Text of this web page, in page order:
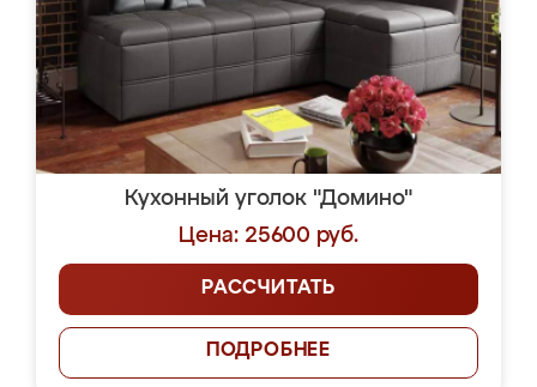
Кухонный уголок "Домино"
Цена: 25600 руб.
РАССЧИТАТЬ
ПОДРОБНЕЕ